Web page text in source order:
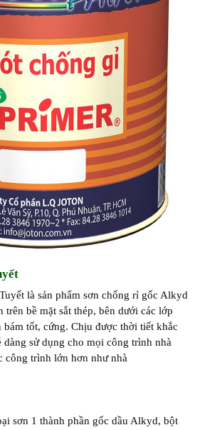
là sản phẩm sơn chống rỉ gốc Alkyd
bề mặt sắt thép, bên dưới các lớp
bám tốt, cứng. Chịu được thời tiết khắc
dàng sử dụng cho mọi công trình nhà
công trình lớn hơn như nhà
sơn 1 thành phần gốc dầu Alkyd, bột